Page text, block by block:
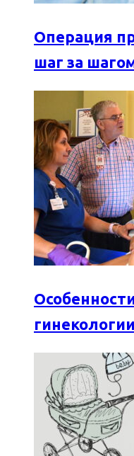
Операция
шаг за
гинекологии